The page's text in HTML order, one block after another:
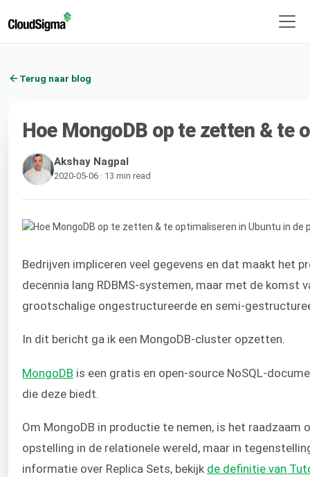
Terug naar blog
Hoe MongoDB op te zetten & te
Akshay Nagpal
2020-05-06 · 13 min read
Bedrijven impliceren veel gegevens en dat maakt het
decennia lang RDBMS-systemen, maar met de komst
grootschalige ongestructureerde en semi-
In dit bericht ga ik een MongoDB-cluster opzetten.
MongoDB is een gratis en open-source NoSQL-
die deze biedt.
Om MongoDB in productie te nemen, is het raadzaam
opstelling in de relationele wereld, maar in
informatie over Replica Sets, bekijk de definitie van